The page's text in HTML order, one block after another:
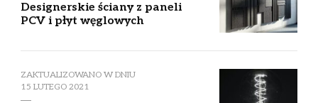
Designerskie ściany z paneli
PCV i płyt węglowych
ZAKTUALIZOWANO W DNIU
15 LUTEGO 2021